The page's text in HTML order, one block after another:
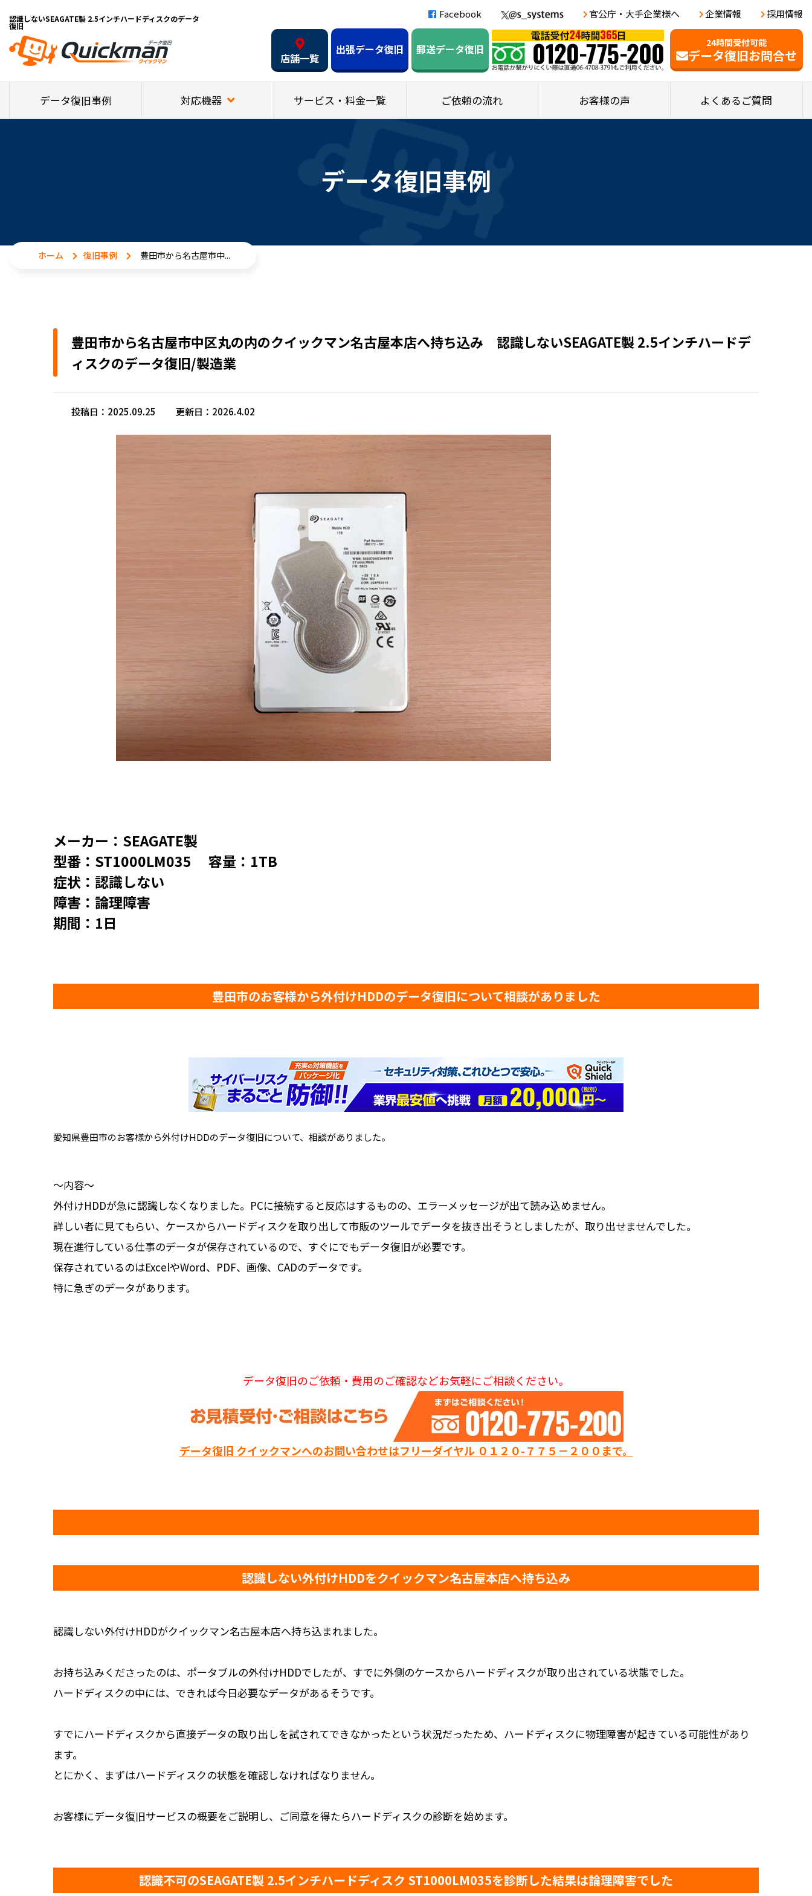
認識しないSEAGATE製 2.5インチハードディスクのデータ
復旧
Facebook 官公庁・大手企業様へ 企業情報 採用情報
24時間受付可能
データ復旧お問合せ
店舗一覧
出張データ復旧 郵送データ復旧
データ復旧事例 対応機器 サービス・料金一覧 ご依頼の流れ お客様の声 よくあるご質問
データ復旧事例
ホーム 復旧事例 豊田市から名古屋市中...
豊田市から名古屋市中区丸の内のクイックマン名古屋本店へ持ち込み 認識しないSEAGATE製 2.5インチハードデ
ィスクのデータ復旧/製造業
投稿日：2025.09.25 更新日：2026.4.02
メーカー：SEAGATE製
型番：ST1000LM035 容量：1TB
症状：認識しない
障害：論理障害
期間：1日
豊田市のお客様から外付けHDDのデータ復旧について相談がありました
愛知県豊田市のお客様から外付けHDDのデータ復旧について、相談がありました。
～内容～
外付けHDDが急に認識しなくなりました。PCに接続すると反応はするものの、エラーメッセージが出て読み込めません。
詳しい者に見てもらい、ケースからハードディスクを取り出して市販のツールでデータを抜き出そうとしましたが、取り出せませんでした。
現在進行している仕事のデータが保存されているので、すぐにでもデータ復旧が必要です。
保存されているのはExcelやWord、PDF、画像、CADのデータです。
特に急ぎのデータがあります。
データ復旧のご依頼・費用のご確認などお気軽にご相談ください。
データ復旧 クイックマンへのお問い合わせはフリーダイヤル ０１２０-７７５－２００まで。
認識しない外付けHDDをクイックマン名古屋本店へ持ち込み
認識しない外付けHDDがクイックマン名古屋本店へ持ち込まれました。
お持ち込みくださったのは、ポータブルの外付けHDDでしたが、すでに外側のケースからハードディスクが取り出されている状態でした。
ハードディスクの中には、できれば今日必要なデータがあるそうです。
すでにハードディスクから直接データの取り出しを試されてできなかったという状況だったため、ハードディスクに物理障害が起きている可能性があり
ます。
とにかく、まずはハードディスクの状態を確認しなければなりません。
お客様にデータ復旧サービスの概要をご説明し、ご同意を得たらハードディスクの診断を始めます。
認識不可のSEAGATE製 2.5インチハードディスク ST1000LM035を診断した結果は論理障害でした